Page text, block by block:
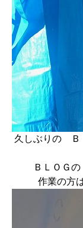
久しぶりの
ＢＬＯＧ
作業の方